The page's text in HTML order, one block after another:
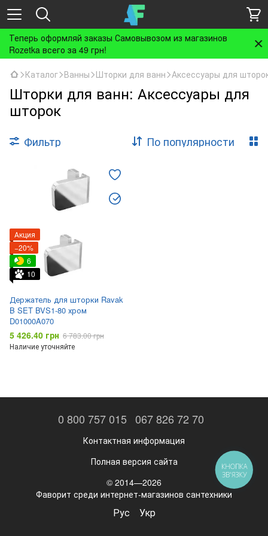
Теперь оформляй заказы Самовывозом из магазинов
Rozetka всего за 49 грн!
Каталог Ванны Шторки для ванн Аксессуары для
Шторки для ванн: Аксессуары для
шторок
Фильтр По популярности
Акция
−20%
6
10
Держатель для шторки Ravak
B SET BVS1-80 хром
D01000A070
5 426.40 грн 6 783.00 грн
Наличие уточняйте
0 800 757 015 067 826 72 70
Контактная информация
Полная версия сайта
© 2014—2026
Фаворит среди интернет-магазинов сантехники
Рус Укр
КНОПКА
ЗВ'ЯЗКУ